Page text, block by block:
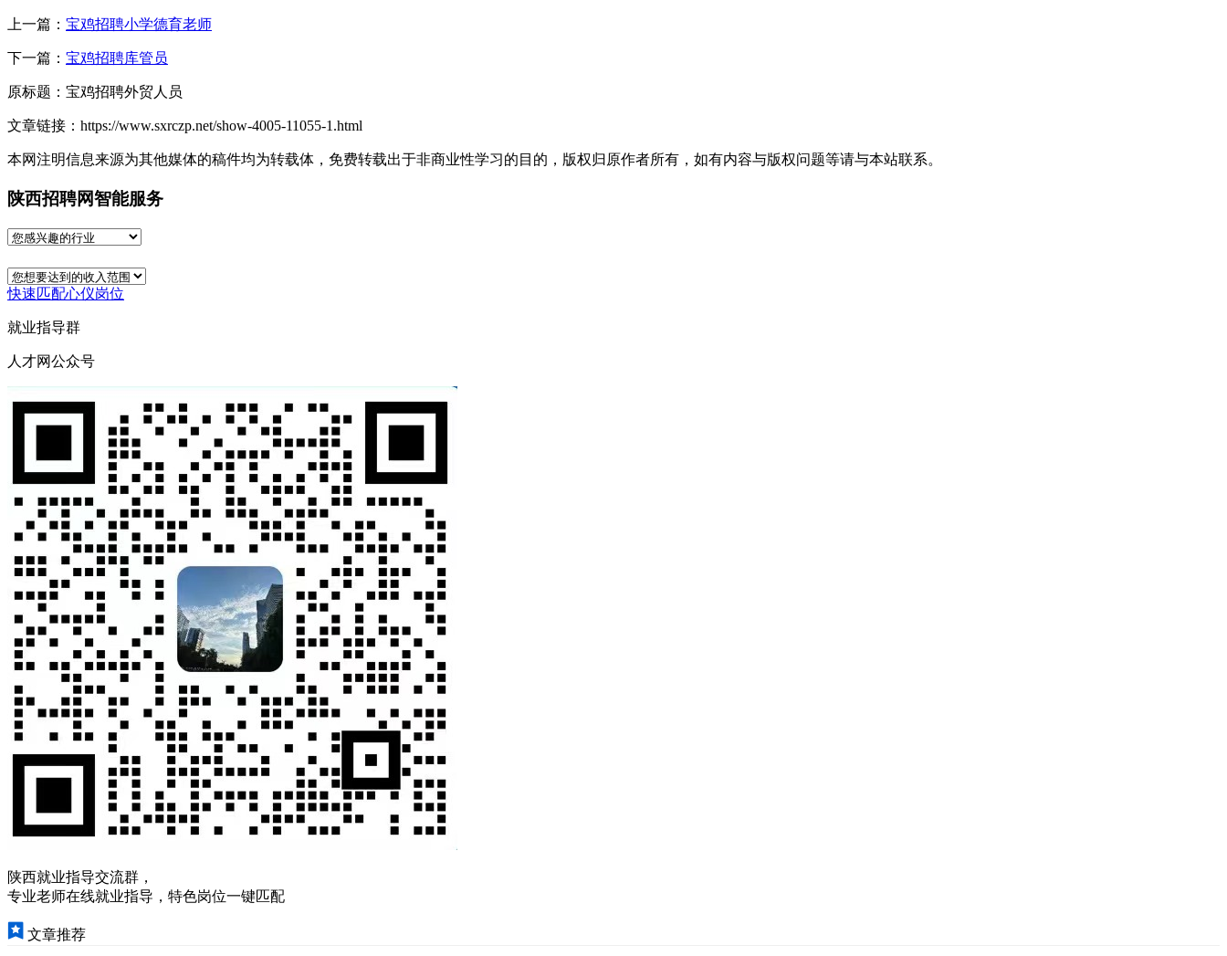
上一篇： 宝鸡招聘小学德育老师
下一篇： 宝鸡招聘库管员
原标题： 宝鸡招聘外贸人员
文章链接： https://www.sxrczp.net/show-4005-11055-1.html
本网注明信息来源为其他媒体的稿件均为转载体，免费转载出于非商业性学习的目的，版权归原作者所有，如有内容与版权问题等请与本站联系。
陕西招聘网智能服务
快速匹配心仪岗位
就业指导群
人才网公众号
陕西就业指导交流群，
专业老师在线就业指导，特色岗位一键匹配
文章推荐